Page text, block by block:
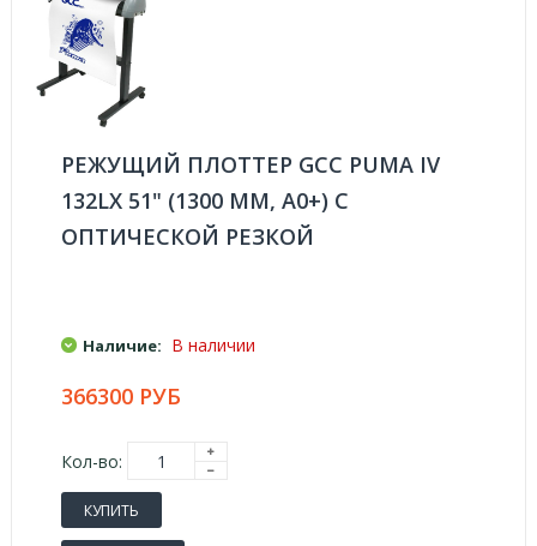
РЕЖУЩИЙ ПЛОТТЕР GCC PUMA IV
132LX 51" (1300 ММ, A0+) С
ОПТИЧЕСКОЙ РЕЗКОЙ
Наличие: В наличии
366300 РУБ
Кол-во:
КУПИТЬ